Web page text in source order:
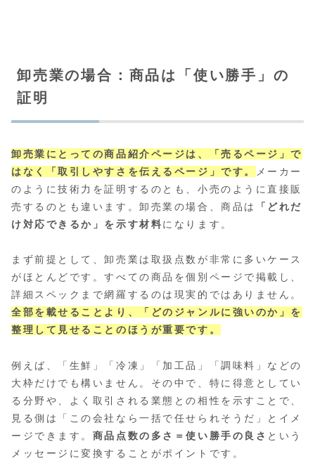
卸売業の場合：商品は「使い勝手」の
証明
卸売業にとっての商品紹介ページは、「売るページ」で
はなく「取引しやすさを伝えるページ」です。
メーカー
のように技術力を証明するのとも、小売のように直接販
売するのとも違います。卸売業の場合、商品は
「どれだ
け対応できるか」を示す材料になります。
まず前提として、卸売業は取扱点数が非常に多いケース
がほとんどです。すべての商品を個別ページで掲載し、
詳細スペックまで網羅するのは現実的ではありません。
全部を載せることより、「どのジャンルに強いのか」を
整理して見せることのほうが重要です。
例えば、「生鮮」「冷凍」「加工品」「調味料」などの
大枠だけでも構いません。その中で、特に得意としてい
る分野や、よく取引される業態との相性を示すことで、
見る側は「この会社なら一括で任せられそうだ」とイメ
ージできます。 商品点数の多さ＝使い勝手の良さ という
メッセージに変換することがポイントです。